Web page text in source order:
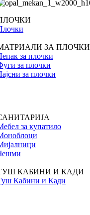
ЗА ПЛОЧКИ
за плочки
за плочки
за плочки
за купатило
КАБИНИ И КАДИ
Кабини и Кади